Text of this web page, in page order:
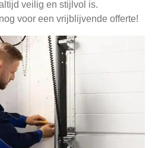
veilig en stijlvol is.
voor een vrijblijvende offerte!